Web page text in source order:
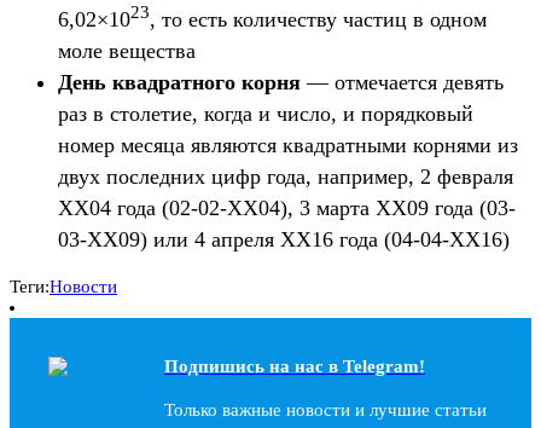
6,02×1023, то есть количеству частиц в одном
моле вещества
День квадратного корня — отмечается девять
раз в столетие, когда и число, и порядковый
номер месяца являются квадратными корнями из
двух последних цифр года, например, 2 февраля
ХХ04 года (02-02-ХХ04), 3 марта ХХ09 года (03-
03-ХХ09) или 4 апреля ХХ16 года (04-04-ХХ16)
Теги:Новости
Подпишись на наc в Telegram!
Только важные новости и лучшие статьи